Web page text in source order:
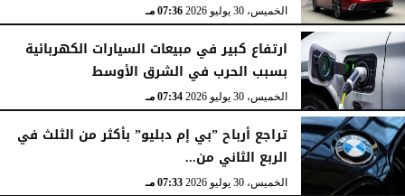
الخميس، 30 يوليو 2026 07:36 مـ
ارتفاع كبير في مبيعات السيارات الكهربائية
بسبب الحرب في الشرق الأوسط
الخميس، 30 يوليو 2026 07:34 مـ
تراجع أرباح ”بي إم دبليو” بأكثر من الثلث في
الربع الثاني من...
الخميس، 30 يوليو 2026 07:33 مـ